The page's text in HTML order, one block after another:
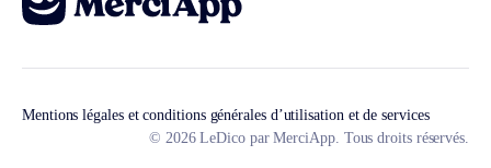
Mentions légales et conditions générales d’utilisation et de services
© 2026 LeDico par MerciApp. Tous droits réservés.